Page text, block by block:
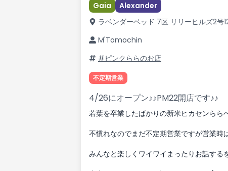
Gaia Alexander
ラベンダーベッド 7区 リリーヒルズ2号
M'Tomochin
#ピンクららのお店
不定期営業
4/26にオープン♪♪PM22開店です♪♪
若葉を卒業したばかりの新米ヒカセンらら
不慣れなのでまだ不定期営業ですが営業
みんなと楽しくワイワイまったりお話する